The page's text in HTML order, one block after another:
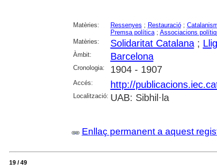
Matèries: Ressenyes ; Restauració;
Premsa política; Associacions
Matèries:
Solidaritat Catalana;
Àmbit: Barcelona
Cronologia: 1904 - 1907
Accés: http://
Localització: UAB: Sibhil·la
Enllaç permanent a aquest
19 / 49